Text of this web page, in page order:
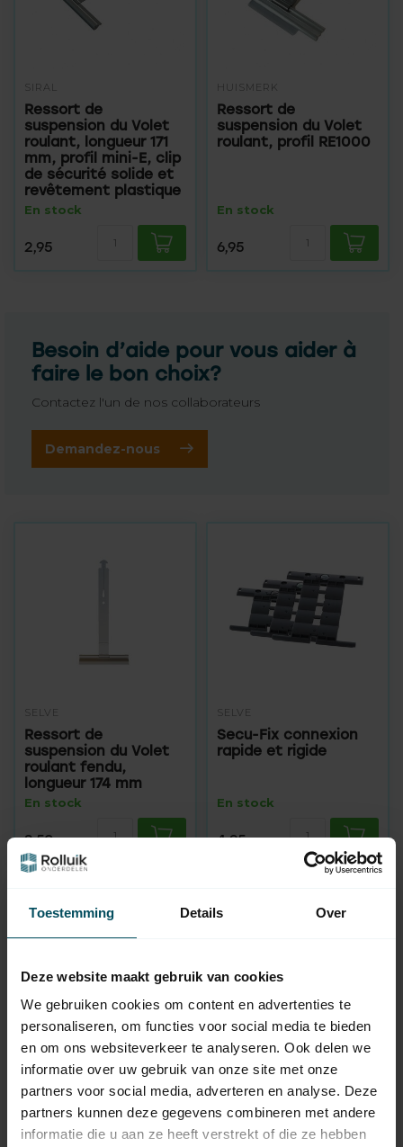
Toestemming Details Over
Deze website maakt gebruik van cookies
We gebruiken cookies om content en advertenties te
personaliseren, om functies voor social media te bieden
en om ons websiteverkeer te analyseren. Ook delen we
informatie over uw gebruik van onze site met onze
partners voor social media, adverteren en analyse. Deze
partners kunnen deze gegevens combineren met andere
informatie die u aan ze heeft verstrekt of die ze hebben
SIRAL
Ressort de
suspension du Volet
roulant, longueur 171
mm, profil mini-E, clip
de sécurité solide et
revêtement plastique
En stock
2,95
HUISMERK
Ressort de
suspension du Volet
roulant, profil RE1000
En stock
6,95
Besoin d’aide pour vous aider à
faire le bon choix?
Contactez l'un de nos collaborateurs
Demandez-nous
SELVE
Ressort de
suspension du Volet
roulant fendu,
longueur 174 mm
En stock
3,50
SELVE
Secu-Fix connexion
rapide et rigide
En stock
4,95
SELVE
SecuBlock connexion
rapide et rigide
En stock
SELVE
SecuBlock XL
connexion rapide et
rigide
En stock